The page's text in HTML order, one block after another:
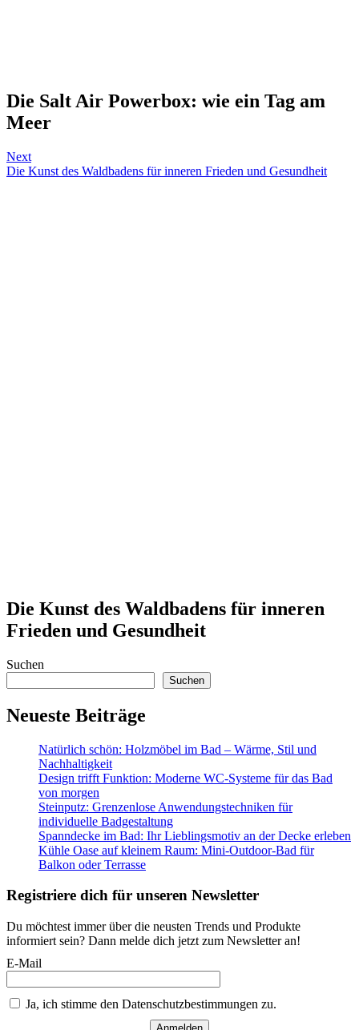
Die Salt Air Powerbox: wie ein Tag am
Meer
Next
Die Kunst des Waldbadens für inneren Frieden und Gesundheit
Die Kunst des Waldbadens für inneren
Frieden und Gesundheit
Suchen
Suchen
Neueste Beiträge
Natürlich schön: Holzmöbel im Bad – Wärme, Stil und
Nachhaltigkeit
Design trifft Funktion: Moderne WC-Systeme für das Bad
von morgen
Steinputz: Grenzenlose Anwendungstechniken für
individuelle Badgestaltung
Spanndecke im Bad: Ihr Lieblingsmotiv an der Decke erleben
Kühle Oase auf kleinem Raum: Mini-Outdoor-Bad für
Balkon oder Terrasse
Registriere dich für unseren Newsletter
Du möchtest immer über die neusten Trends und Produkte
informiert sein? Dann melde dich jetzt zum Newsletter an!
E-Mail
Ja, ich stimme den Datenschutzbestimmungen zu.